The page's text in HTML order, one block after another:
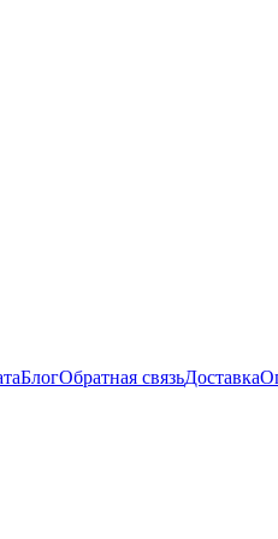
БлогОбратная связьДоставка